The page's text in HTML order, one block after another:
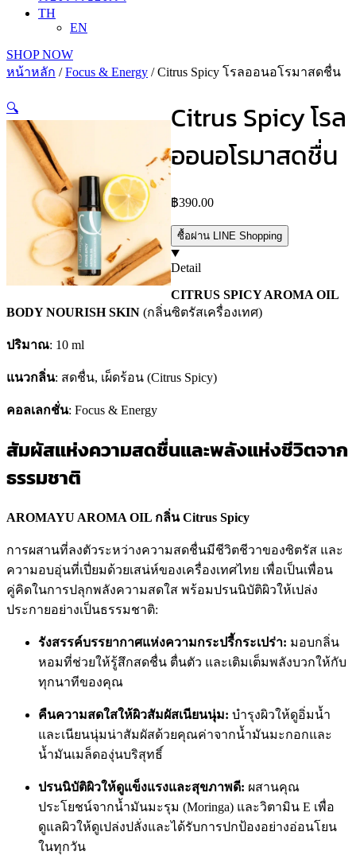
TH
EN
SHOP NOW
หน้าหลัก /Focus & Energy / Citrus Spicy โรลออนอโรมาสดชื่น
🔍
Citrus Spicy โรล
ออนอโรมาสดชื่น
฿390.00
ซื้อผ่าน LINE Shopping
Detail
CITRUS SPICY AROMA OIL
BODY NOURISH SKIN (กลิ่นซิตรัสเครื่องเทศ)
ปริมาณ: 10 ml
แนวกลิ่น: สดชื่น, เผ็ดร้อน (Citrus Spicy)
คอลเลกชั่น: Focus & Energy
สัมผัสแห่งความสดชื่นและพลังแห่งชีวิตจาก
ธรรมชาติ
AROMAYU AROMA OIL กลิ่น Citrus Spicy
การผสานที่ลงตัวระหว่างความสดชื่นมีชีวิตชีวาของซิตรัส และ
ความอบอุ่นที่เปี่ยมด้วยเสน่ห์ของเครื่องเทศไทย เพื่อเป็นเพื่อน
คู่คิดในการปลุกพลังความสดใส พร้อมปรนนิบัติผิวให้เปล่ง
ประกายอย่างเป็นธรรมชาติ:
รังสรรค์บรรยากาศแห่งความกระปรี้กระเปร่า: มอบกลิ่น
หอมที่ช่วยให้รู้สึกสดชื่น ตื่นตัว และเติมเต็มพลังบวกให้กับ
ทุกนาทีของคุณ
คืนความสดใสให้ผิวสัมผัสเนียนนุ่ม: บำรุงผิวให้ดูอิ่มน้ำ
และเนียนนุ่มน่าสัมผัสด้วยคุณค่าจากน้ำมันมะกอกและ
น้ำมันเมล็ดองุ่นบริสุทธิ์
ปรนนิบัติผิวให้ดูแข็งแรงและสุขภาพดี: ผสานคุณ
ประโยชน์จากน้ำมันมะรุม (Moringa) และวิตามิน E เพื่อ
ดูแลผิวให้ดูเปล่งปลั่งและได้รับการปกป้องอย่างอ่อนโยน
ในทุกวัน